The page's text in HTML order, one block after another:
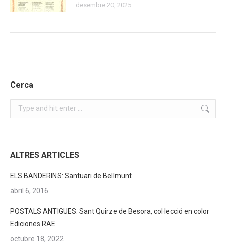
desembre 20, 2025
Cerca
Search:
ALTRES ARTICLES
ELS BANDERINS: Santuari de Bellmunt
abril 6, 2016
POSTALS ANTIGUES: Sant Quirze de Besora, col·lecció en color
Ediciones RAE
octubre 18, 2022